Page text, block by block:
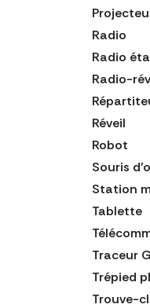
Radio
Radio
Radio-
Réveil
Robot
Souris
Station
Tablette
Traceur
Trépied
Trouve-